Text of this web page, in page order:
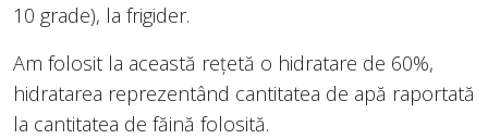
10 grade), la frigider.
Am folosit la această rețetă o hidratare de 60%,
hidratarea reprezentând cantitatea de apă raportată
la cantitatea de făină folosită.